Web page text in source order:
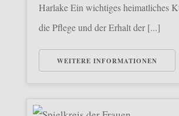
Harlake Ein wichtiges heimatliches
die Pflege und der Erhalt der [...]
WEITERE INFORMATIONEN